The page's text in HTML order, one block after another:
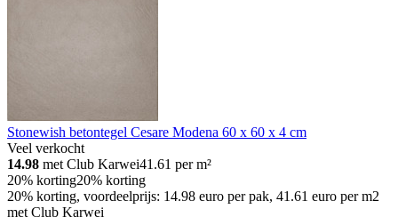
Stonewish betontegel Cesare Modena 60 x 60 x 4 cm
Veel verkocht
14.98 met Club Karwei41.61 per m²
20% korting20% korting
20% korting, voordeelprijs: 14.98 euro per pak, 41.61 euro per m2
met Club Karwei